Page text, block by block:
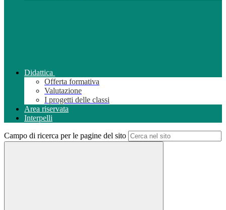
Didattica
Offerta formativa
Valutazione
I progetti delle classi
Area riservata
Interpelli
Campo di ricerca per le pagine del sito